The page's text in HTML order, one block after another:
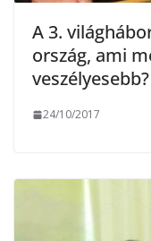
A 3.
ország, ami
veszélyesebb?
24/10/2017